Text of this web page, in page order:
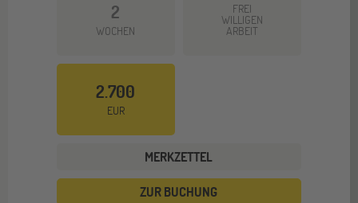
2
WOCHEN
FREI
WILLIGEN
ARBEIT
2.700
EUR
MERKZETTEL
ZUR BUCHUNG